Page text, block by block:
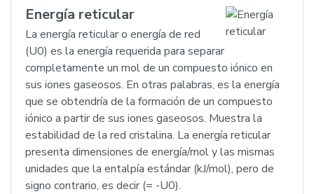
Energía reticular
La energía reticular o energía de red
(U0) es la energía requerida para separar
completamente un mol de un compuesto iónico en
sus iones gaseosos. En otras palabras, es la energía
que se obtendría de la formación de un compuesto
iónico a partir de sus iones gaseosos. Muestra la
estabilidad de la red cristalina. La energía reticular
presenta dimensiones de energía/mol y las mismas
unidades que la entalpía estándar (kJ/mol), pero de
signo contrario, es decir (= -U0).